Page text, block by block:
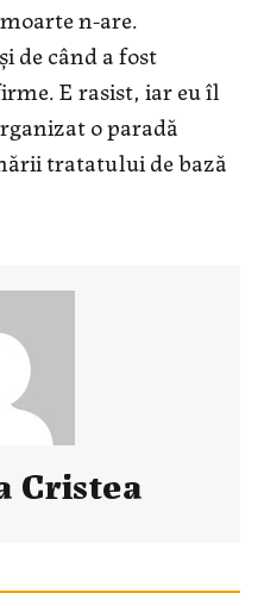
n-are.
de când a fost
E rasist, iar eu îl
o paradă
tratatului de bază
Cristea